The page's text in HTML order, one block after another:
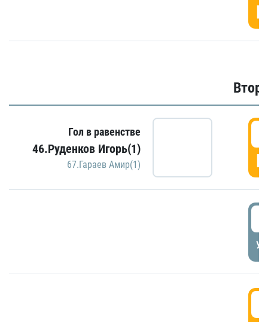
Гол в равенстве
46.Руденков Игорь(1)
67.Гараев Амир(1)